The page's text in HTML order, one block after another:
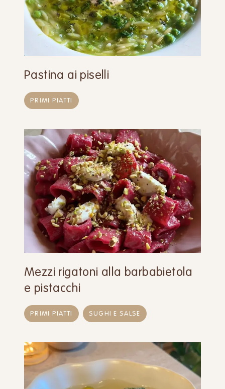
Pastina ai piselli
PRIMI PIATTI
Mezzi rigatoni alla barbabietola
e pistacchi
PRIMI PIATTI SUGHI E SALSE